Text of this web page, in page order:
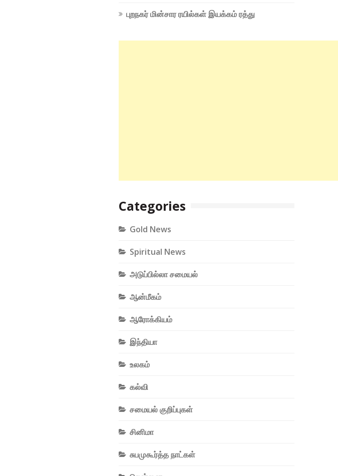
புறநகர் மின்சார ரயில்கள் இயக்கம் ரத்து
Categories
Gold News
Spiritual News
அடுப்பில்லா சமையல்
ஆன்மீகம்
ஆரோக்கியம்
இந்தியா
உலகம்
கல்வி
சமையல் குறிப்புகள்
சினிமா
சுபமுகூர்த்த நாட்கள்